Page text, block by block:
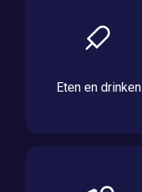
Eten en drinken